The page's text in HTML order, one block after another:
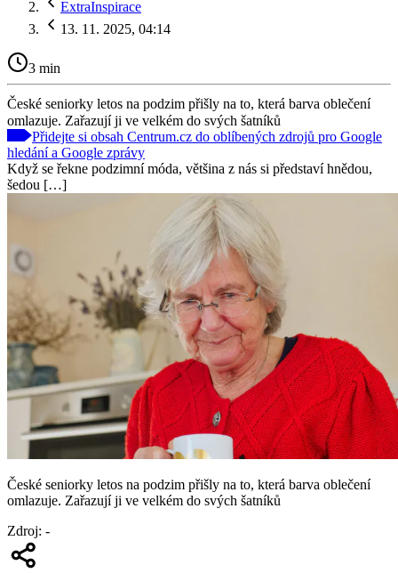
ExtraInspirace
13. 11. 2025, 04:14
3 min
České seniorky letos na podzim přišly na to, která barva oblečení
omlazuje. Zařazují ji ve velkém do svých šatníků
Přidejte si obsah Centrum.cz do oblíbených zdrojů pro Google
hledání a Google zprávy
Když se řekne podzimní móda, většina z nás si představí hnědou,
šedou […]
České seniorky letos na podzim přišly na to, která barva oblečení
omlazuje. Zařazují ji ve velkém do svých šatníků
Zdroj: -